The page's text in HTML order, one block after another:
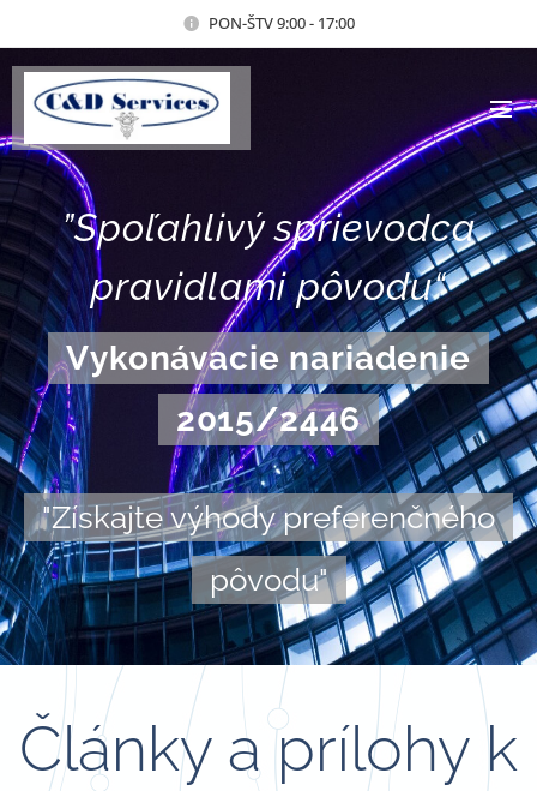
PON-ŠTV 9:00 - 17:00
”Spoľahlivý sprievodca
pravidlami pôvodu“
Vykonávacie nariadenie
2015/2446
"Získajte výhody preferenčného
pôvodu"
Články a prílohy k